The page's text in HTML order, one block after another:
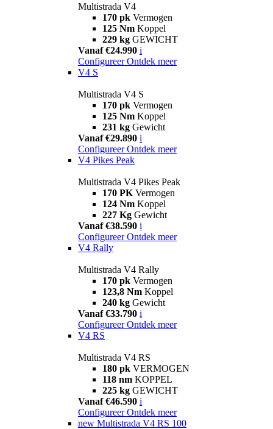
Multistrada V4
170 pk Vermogen
125 Nm Koppel
229 kg GEWICHT
Vanaf €24.990 i
Configureer Ontdek meer
V4 S
Multistrada V4 S
170 pk Vermogen
125 Nm Koppel
231 kg Gewicht
Vanaf €29.890 i
Configureer Ontdek meer
V4 Pikes Peak
Multistrada V4 Pikes Peak
170 PK Vermogen
124 Nm Koppel
227 Kg Gewicht
Vanaf €38.590 i
Configureer Ontdek meer
V4 Rally
Multistrada V4 Rally
170 pk Vermogen
123,8 Nm Koppel
240 kg Gewicht
Vanaf €33.790 i
Configureer Ontdek meer
V4 RS
Multistrada V4 RS
180 pk VERMOGEN
118 nm KOPPEL
225 kg GEWICHT
Vanaf €46.590 i
Configureer Ontdek meer
new Multistrada V4 RS 100